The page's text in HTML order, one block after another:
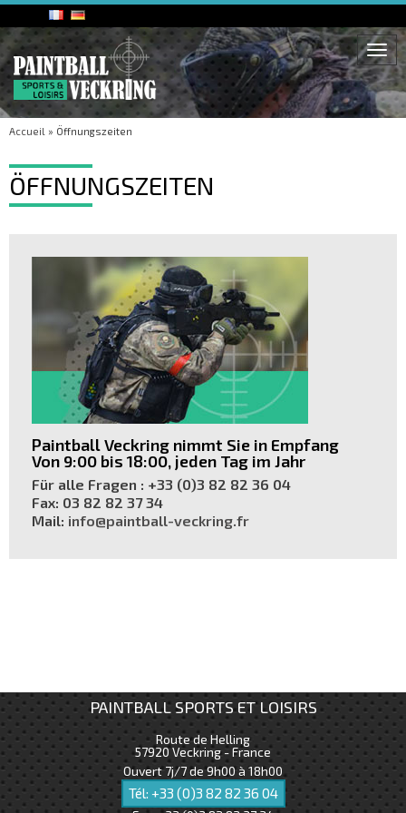
Accueil » Öffnungszeiten
ÖFFNUNGSZEITEN
Paintball Veckring nimmt Sie in Empfang
Von 9:00 bis 18:00, jeden Tag im Jahr
Für alle Fragen : +33 (0)3 82 82 36 04
Fax: 03 82 82 37 34
Mail: info@paintball-veckring.fr
PAINTBALL SPORTS ET LOISIRS
Route de Helling
57920Veckring - France
Ouvert 7j/7 de 9h00 à 18h00
Tél: +33 (0)3 82 82 36 04